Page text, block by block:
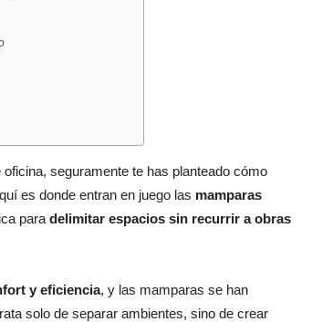
seguramente te has planteado cómo
es donde entran en juego las mamparas
para delimitar espacios sin recurrir a obras
y eficiencia, y las mamparas se han
solo de separar ambientes, sino de crear